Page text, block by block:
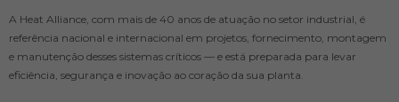
A Heat Alliance, com mais de 40 anos de atuação no setor industrial, é
referência nacional e internacional em projetos, fornecimento, montagem
e manutenção desses sistemas críticos — e está preparada para levar
eficiência, segurança e inovação ao coração da sua planta.